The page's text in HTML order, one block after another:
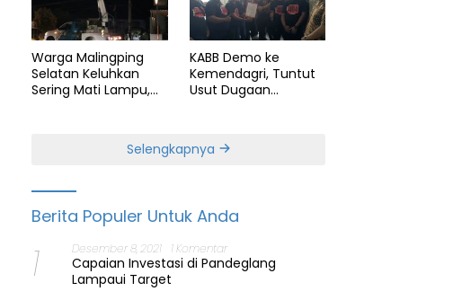
Warga Malingping
Selatan Keluhkan
Sering Mati Lampu,
KABB Demo ke
Kemendagri, Tuntut
Usut Dugaan
Selengkapnya
Berita Populer Untuk Anda
1 Desember 8, 2021 1 Komentar
Capaian Investasi di Pandeglang
Lampaui Target